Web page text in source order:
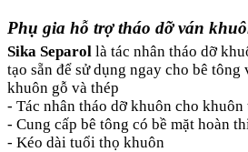
Phụ gia hỗ trợ tháo dỡ ván
Sika Separol là tác nhân tháo dỡ
tạo sẵn để sử dụng ngay cho bê tông
khuôn gỗ và thép
- Tác nhân tháo dỡ khuôn cho khuôn
- Cung cấp bê tông có bề mặt hoàn
- Kéo dài tuổi thọ khuôn